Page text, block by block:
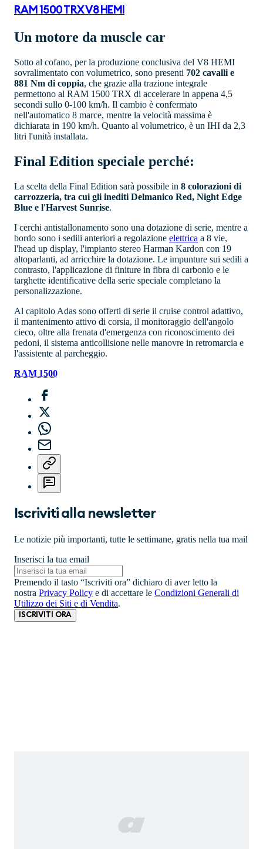
RAM 1500 TRX V8 HEMI
Un motore da muscle car
Sotto al cofano, per la produzione conclusiva del V8 HEMI
sovralimentato con volumetrico, sono presenti 702 cavalli e
881 Nm di coppia, che grazie alla trazione integrale
permettono al RAM 1500 TRX di accelerare in appena 4,5
secondi sullo 0-100 km/h. Il cambio è confermato
nell'automatico 8 marce, mentre la velocità massima è
dichiarata in 190 km/h. Quanto al volumetrico, è un IHI da 2,3
litri l'unità installata.
Final Edition speciale perché:
La scelta della Final Edition sarà possibile in 8 colorazioni di
carrozzeria, tra cui gli inediti Delmanico Red, Night Edge
Blue e l'Harvest Sunrise.
I cerchi antistallonamento sono una dotazione di serie, mentre a
bordo sono i sedili anteriori a regolazione elettrica a 8 vie,
l'head up display, l'impianto stereo Harman Kardon con 19
altoparlanti, ad arricchire la dotazione. Le impunture sui sedili a
contrasto, l'applicazione di finiture in fibra di carbonio e le
targhette identificative della serie speciale completano la
personalizzazione.
Al capitolo Adas sono offerti di serie il cruise control adattivo,
il mantenimento attivo di corsia, il monitoraggio dell'angolo
cieco, oltre alla frenata d'emergenza con riconoscimento dei
pedoni, il sistema anticollisione nelle manovre in retromarcia e
l'assistente al parcheggio.
RAM 1500
Iscriviti alla newsletter
Le notizie più importanti, tutte le settimane, gratis nella tua mail
Inserisci la tua email
Premendo il tasto “Iscriviti ora” dichiaro di aver letto la
nostra Privacy Policy e di accettare le Condizioni Generali di
Utilizzo dei Siti e di Vendita.
ISCRIVITI ORA